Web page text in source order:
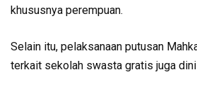
khususnya perempuan.
Selain itu, pelaksanaan putusan
terkait sekolah swasta gratis juga